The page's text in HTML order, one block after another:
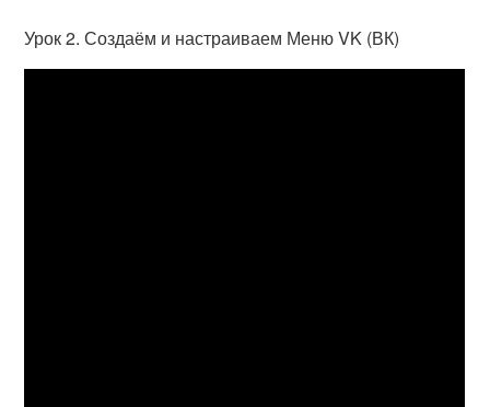
Урок 2. Создаём и настраиваем Меню VK (ВК)